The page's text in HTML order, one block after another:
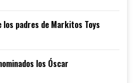
los padres de Markitos Toys
los Óscar